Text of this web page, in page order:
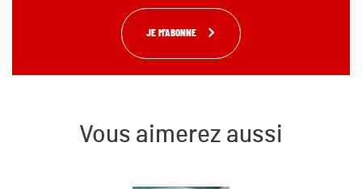
JE M'ABONNE
Vous aimerez aussi